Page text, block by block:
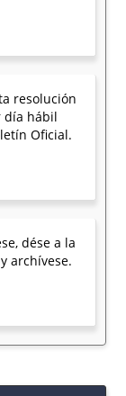
resolución
día hábil
Oficial.
dése a la
archívese.